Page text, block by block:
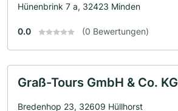
Hünenbrink 7 a, 32423 Minden
0.0 (0 Bewertungen)
Graß-Tours GmbH & Co. KG
Bredenhop 23, 32609 Hüllhorst